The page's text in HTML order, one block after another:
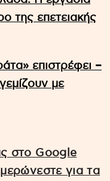
της επετειακής
επιστρέφει –
με
στο Google
για τα